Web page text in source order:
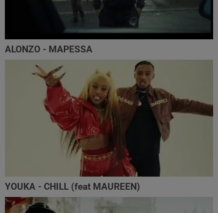
ALONZO - MAPESSA
YOUKA - CHILL (feat MAUREEN)